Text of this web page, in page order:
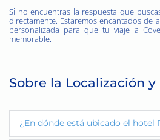
Si no encuentras la respuesta que
directamente. Estaremos encantados de
personalizada para que tu viaje a
memorable.
Sobre la Localización y
¿En dónde está ubicado el hotel